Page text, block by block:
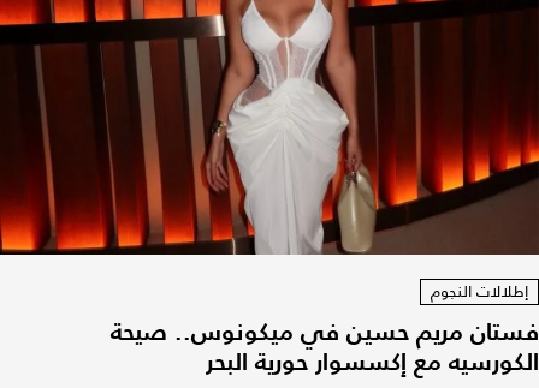
إطلالات النجوم
فستان مريم حسين في ميكونوس.. صيحة
الكورسيه مع إكسسوار حورية البحر